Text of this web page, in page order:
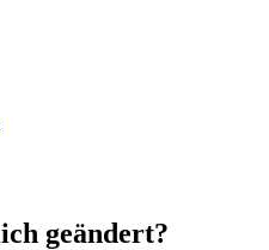
geändert?